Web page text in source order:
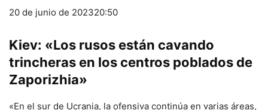
20 de junio de 202320:50
Kiev: «Los rusos están cavando
trincheras en los centros poblados de
Zaporizhia»
«En el sur de Ucrania, la ofensiva continúa en varias áreas,